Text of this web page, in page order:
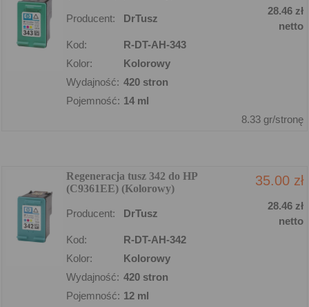
Producent: DrTusz
28.46 zł
netto
Kod:
R-DT-AH-343
Kolor:
Kolorowy
Wydajność: 420 stron
Pojemność: 14 ml
8.33 gr/stronę
Regeneracja tusz 342 do HP
(C9361EE) (Kolorowy)
35.00 zł
Producent: DrTusz
28.46 zł
netto
Kod:
R-DT-AH-342
Kolor:
Kolorowy
Wydajność: 420 stron
Pojemność: 12 ml